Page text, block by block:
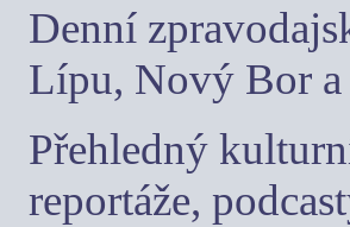
Denní
Lípu, Nový Bor a
Přehledný
reportáže,